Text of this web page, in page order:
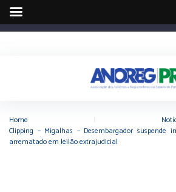
Home
Clipping – Migalhas – Desembargador suspende
arrematado em leilão extrajudicial